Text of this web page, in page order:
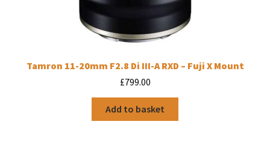
Tamron 11-20mm F2.8 Di III-A RXD – Fuji X Mount
£799.00
Add to basket